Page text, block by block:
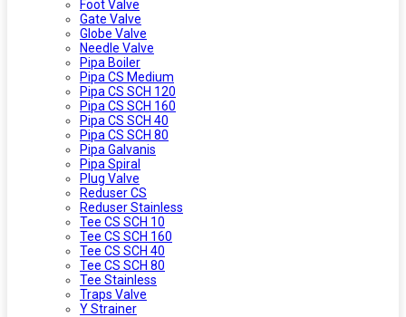
Foot Valve
Gate Valve
Globe Valve
Needle Valve
Pipa Boiler
Pipa CS Medium
Pipa CS SCH 120
Pipa CS SCH 160
Pipa CS SCH 40
Pipa CS SCH 80
Pipa Galvanis
Pipa Spiral
Plug Valve
Reduser CS
Reduser Stainless
Tee CS SCH 10
Tee CS SCH 160
Tee CS SCH 40
Tee CS SCH 80
Tee Stainless
Traps Valve
Y Strainer